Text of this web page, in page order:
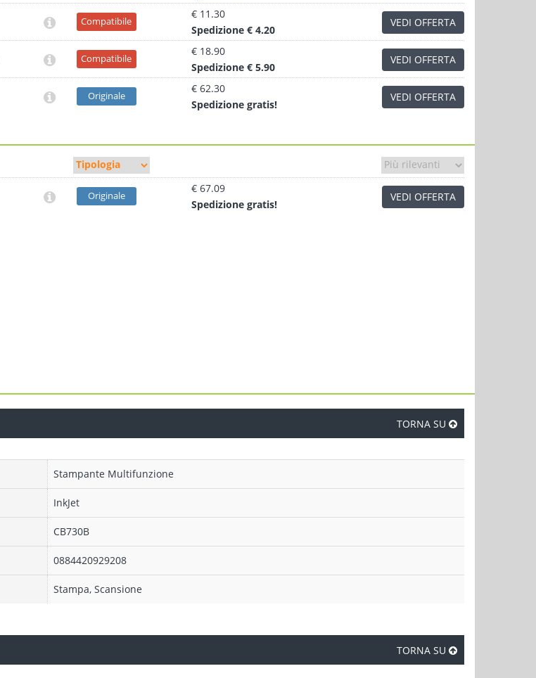
Compatibile
€ 11.30
Spedizione € 4.20
VEDI OFFERTA
Compatibile
€ 18.90
Spedizione € 5.90
VEDI OFFERTA
Originale
€ 62.30
Spedizione gratis!
VEDI OFFERTA
Originale
€ 67.09
Spedizione gratis!
VEDI OFFERTA
TORNA SU
Stampante Multifunzione
InkJet
CB730B
0884420929208
Stampa, Scansione
TORNA SU